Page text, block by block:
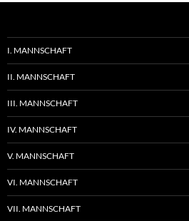
I. MANNSCHAFT
II. MANNSCHAFT
III. MANNSCHAFT
IV. MANNSCHAFT
V. MANNSCHAFT
VI. MANNSCHAFT
VII. MANNSCHAFT